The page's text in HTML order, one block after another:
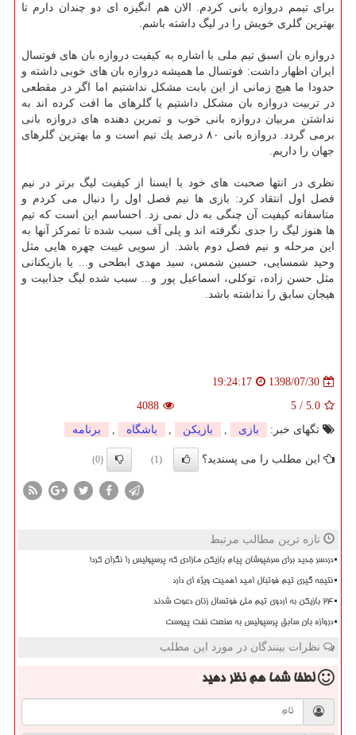
برای تیمم دروازه بانی كردم. الان هم انگیزه ای دو چندان دارم تا
بهترین گلری خویش را در لیگ داشته باشم.
دروازه بان اسبق تیم ملی با اشاره به كیفیت دروازه بان های فوتسال
ایران اظهار داشت: فوتسال ما همیشه دروازه بان های خوبی داشته و
حدودا ما هیچ زمانی از این بابت مشكل نداشتیم اما اگر در مقطعی
در تربیت دروازه بان مشكل داشتیم یا گلرهای ما افت كرده اند به
نداشتن مربیان دروازه بانی خوب و تمرین دهنده های دروازه بانی
برمی گردد. دروازه بانی ۸۰ درصد یك تیم است و ما بهترین گلرهای
جهان را داریم.
نظری در انتها صحبت های خود با ایسنا از كیفیت لیگ برتر در نیم
فصل اول انتقاد كرد: بازی ها نیم فصل اول را دنبال می كردم و
متاسفانه كیفیت آن چنگی به دل نمی زد. احساسم این است كه تیم
ها هنوز لیگ را جدی نگرفته اند و پلی آف سبب شده تا تمركز آنها به
این مرحله و نیم فصل دوم باشد. از سویی غیبت چهره هایی مثل
وحید شمسایی، حسین شمس، سید مهدی ابطحی و... یا بازیكنانی
مثل حسن زاده، توكلی، اسماعیل پور و... سبب شده لیگ جذابیت و
هیجان سابق را نداشته باشد.
1398/07/30
19:24:17
5.0
/
5
4088
تگهای خبر:
بازی , بازیكن , باشگاه , برنامه
این مطلب را می پسندید؟ (1)
(0)
تازه ترین مطالب مرتبط
دردسر جدید برای سرخپوشان پیام بازیکن مازادی که پرسپولیس را نگران کرد!
نتیجه گیری تیم فوتبال امید اهمیت ویژه ای دارد
۲۴ بازیکن به اردوی تیم ملی فوتسال زنان دعوت شدند
دروازه بان سابق پرسپولیس به صنعت نفت پیوست
نظرات بینندگان در مورد این مطلب
لطفا شما همنظر دهید